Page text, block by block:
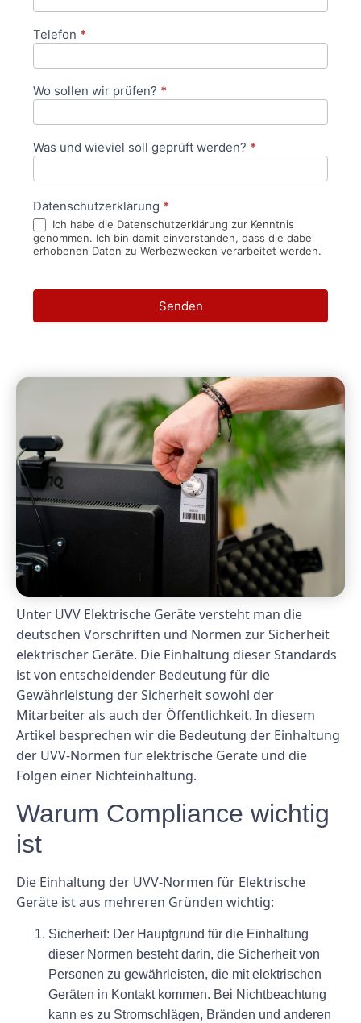
Telefon *
Wo sollen wir prüfen? *
Was und wieviel soll geprüft werden? *
Datenschutzerklärung *
Ich habe die Datenschutzerklärung zur Kenntnis
genommen. Ich bin damit einverstanden, dass die dabei
erhobenen Daten zu Werbezwecken verarbeitet werden.
Senden
Unter UVV Elektrische Geräte versteht man die
deutschen Vorschriften und Normen zur Sicherheit
elektrischer Geräte. Die Einhaltung dieser Standards
ist von entscheidender Bedeutung für die
Gewährleistung der Sicherheit sowohl der
Mitarbeiter als auch der Öffentlichkeit. In diesem
Artikel besprechen wir die Bedeutung der Einhaltung
der UVV-Normen für elektrische Geräte und die
Folgen einer Nichteinhaltung.
Warum Compliance wichtig
ist
Die Einhaltung der UVV-Normen für Elektrische
Geräte ist aus mehreren Gründen wichtig:
Sicherheit: Der Hauptgrund für die Einhaltung
dieser Normen besteht darin, die Sicherheit von
Personen zu gewährleisten, die mit elektrischen
Geräten in Kontakt kommen. Bei Nichtbeachtung
kann es zu Stromschlägen, Bränden und anderen